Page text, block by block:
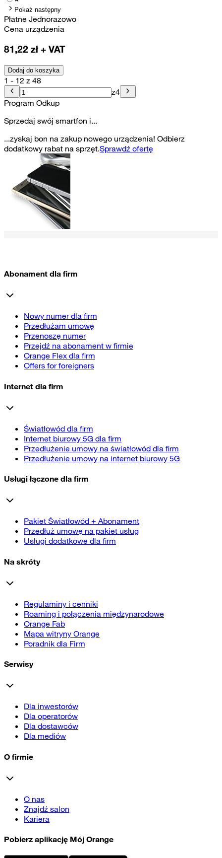
Pokaż następny
Płatne Jednorazowo
Cena urządzenia
81,22 zł + VAT
Dodaj do koszyka
1 - 12 z 48
z4
Program Odkup
Sprzedaj swój smartfon i...
...zyskaj bon na zakup nowego urządzenia! Odbierz
dodatkowy rabat na sprzęt.Sprawdź ofertę
Abonament dla firm
Nowy numer dla firm
Przedłużam umowę
Przenoszę numer
Przejdź na abonament w firmie
Orange Flex dla firm
Offers for foreigners
Internet dla firm
Światłowód dla firm
Internet biurowy 5G dla firm
Przedłużenie umowy na światłowód dla firm
Przedłużenie umowy na internet biurowy 5G
Usługi łączone dla firm
Pakiet Światłowód + Abonament
Przedłuż umowę na pakiet usług
Usługi dodatkowe dla firm
Na skróty
Regulaminy i cenniki
Roaming i połączenia międzynarodowe
Orange Fab
Mapa witryny Orange
Poradnik dla Firm
Serwisy
Dla inwestorów
Dla operatorów
Dla dostawców
Dla mediów
O firmie
O nas
Znajdź salon
Kariera
Pobierz aplikację Mój Orange